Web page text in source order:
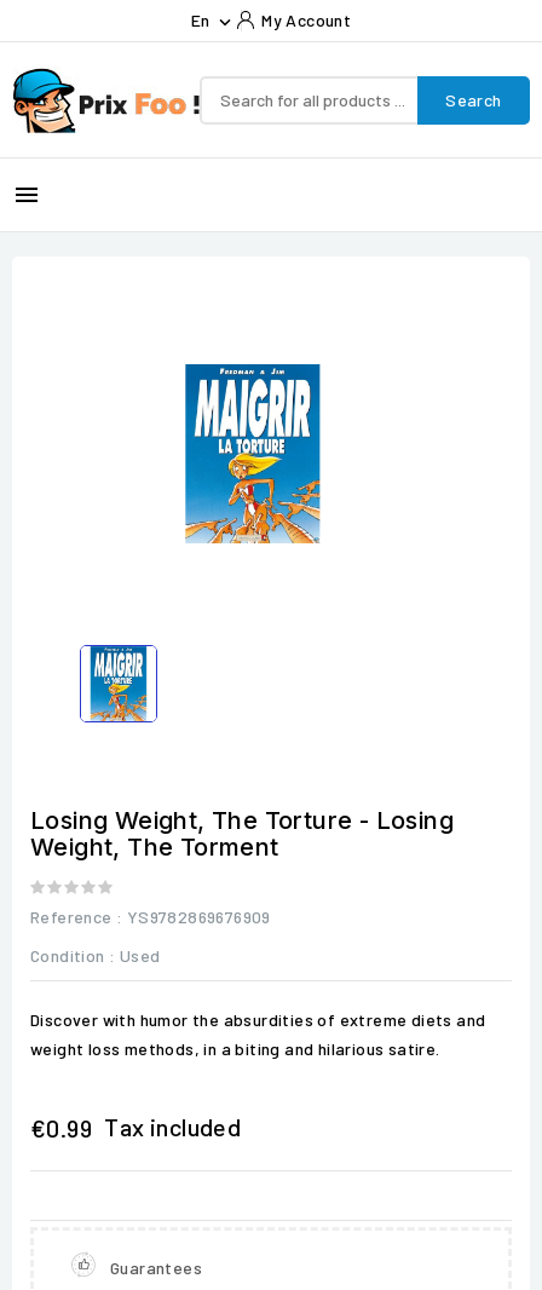
En  My Account
Search

Losing Weight, The Torture - Losing
Weight, The Torment
Reference : YS9782869676909
Condition : Used
Discover with humor the absurdities of extreme diets and
weight loss methods, in a biting and hilarious satire.
€0.99 Tax included
Guarantees